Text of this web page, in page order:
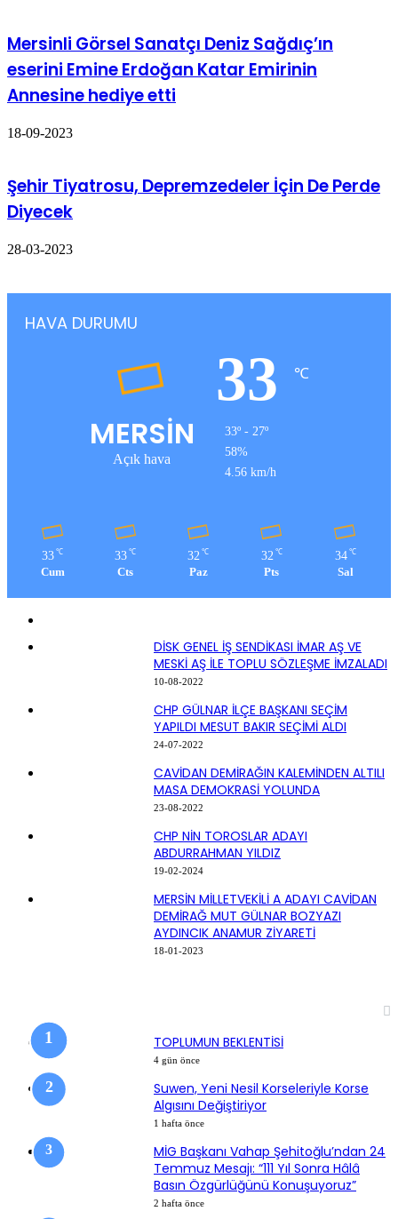
Mersinli Görsel Sanatçı Deniz Sağdıç’ın
eserini Emine Erdoğan Katar Emirinin
Annesine hediye etti
18-09-2023
Şehir Tiyatrosu, Depremzedeler İçin De Perde
Diyecek
28-03-2023
HAVA DURUMU
MERSİN
Açık hava
33 ℃
33º - 27º
58%
4.56 km/h
33 ℃
Cum
33 ℃
Cts
32 ℃
Paz
32 ℃
Pts
34 ℃
Sal
DİSK GENEL İŞ SENDİKASI İMAR AŞ VE
MESKİ AŞ İLE TOPLU SÖZLEŞME İMZALADI
10-08-2022
CHP GÜLNAR İLÇE BAŞKANI SEÇİM
YAPILDI MESUT BAKIR SEÇİMİ ALDI
24-07-2022
CAVİDAN DEMİRAĞIN KALEMİNDEN ALTILI
MASA DEMOKRASİ YOLUNDA
23-08-2022
CHP NİN TOROSLAR ADAYI
ABDURRAHMAN YILDIZ
19-02-2024
MERSİN MİLLETVEKİLİ A ADAYI CAVİDAN
DEMİRAĞ MUT GÜLNAR BOZYAZI
AYDINCIK ANAMUR ZİYARETİ
18-01-2023
TOPLUMUN BEKLENTİSİ
4 gün önce
Suwen, Yeni Nesil Korseleriyle Korse
Algısını Değiştiriyor
1 hafta önce
MİG Başkanı Vahap Şehitoğlu’ndan 24
Temmuz Mesajı: “111 Yıl Sonra Hâlâ
Basın Özgürlüğünü Konuşuyoruz”
2 hafta önce